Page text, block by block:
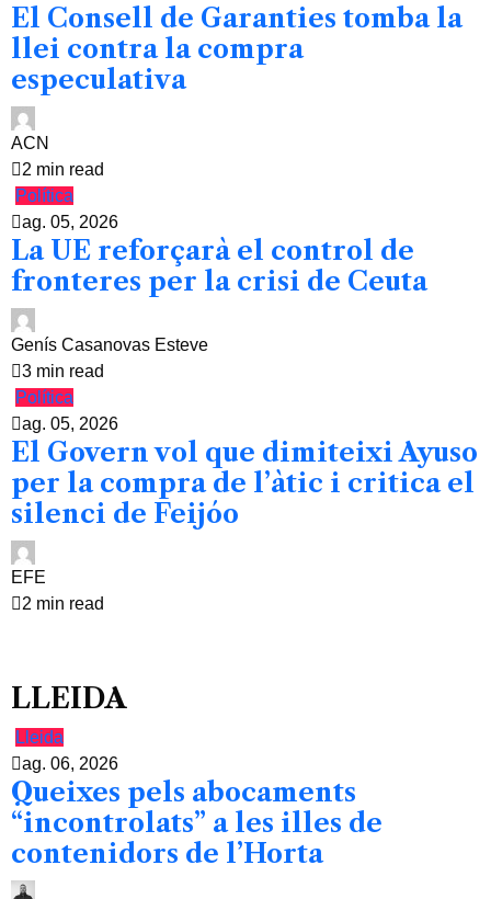
El Consell de Garanties tomba la
llei contra la compra
especulativa
ACN
2 min read
Política
ag. 05, 2026
La UE reforçarà el control de
fronteres per la crisi de Ceuta
Genís Casanovas Esteve
3 min read
Política
ag. 05, 2026
El Govern vol que dimiteixi Ayuso
per la compra de l’àtic i critica el
silenci de Feijóo
EFE
2 min read
LLEIDA
Lleida
ag. 06, 2026
Queixes pels abocaments
“incontrolats” a les illes de
contenidors de l’Horta